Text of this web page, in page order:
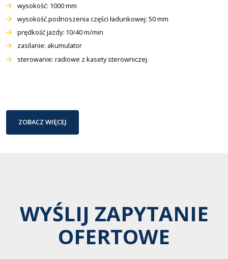
wysokość: 1000 mm
wysokość podnoszenia części ładunkowej: 50 mm
prędkość jazdy: 10/40 m/min
zasilanie: akumulator
sterowanie: radiowe z kasety sterowniczej.
ZOBACZ WIĘCEJ
WYŚLIJ ZAPYTANIE
OFERTOWE